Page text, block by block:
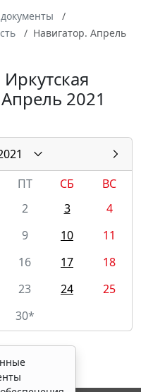
Навигатор. Апрель
2021
ПТ СБ
ВС
2 3
4
9 10
11
16 17
18
23 24
25
30*